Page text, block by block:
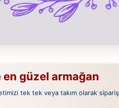
güzel armağan
tek tek veya takım olarak sipariş